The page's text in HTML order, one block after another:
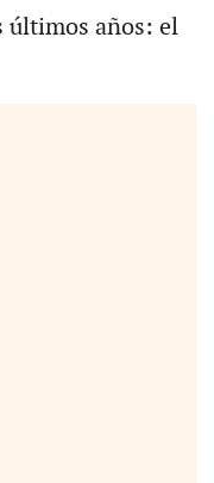
últimos años: el